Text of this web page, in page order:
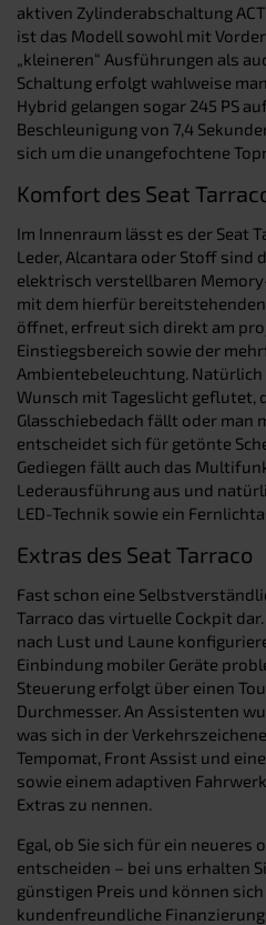
aktiven Zylinderabschaltung
ist das Modell sowohl mit
„kleineren“ Ausführungen als
Schaltung erfolgt wahlweise
Hybrid gelangen sogar 245 PS
Beschleunigung von 7,4
sich um die unangefochtene
Komfort des Seat
Im Innenraum lässt es der Seat
Leder, Alcantara oder Stoff sind
elektrisch verstellbaren
mit dem hierfür
öffnet, erfreut sich direkt am
Einstiegsbereich sowie der
Ambientebeleuchtung.
Wunsch mit Tageslicht geflutet,
Glasschiebedach fällt oder man
entscheidet sich für getönte
Gediegen fällt auch das
Lederausführung aus und
LED-Technik sowie ein
Extras des Seat Tarraco
Fast schon eine
Tarraco das virtuelle Cockpit
nach Lust und Laune
Einbindung mobiler Geräte
Steuerung erfolgt über einen
Durchmesser. An Assistenten
was sich in der
Tempomat, Front Assist und
sowie einem adaptiven
Extras zu nennen.
Egal, ob Sie sich für ein neueres
entscheiden – bei uns erhalten
günstigen Preis und können
kundenfreundliche